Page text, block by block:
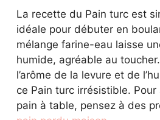
La recette du Pain turc est
idéale pour débuter en
mélange farine-eau laisse
humide, agréable au
l’arôme de la levure et de
ce Pain turc irrésistible.
pain à table, pensez à des